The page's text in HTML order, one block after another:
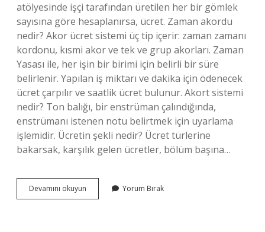
atölyesinde işçi tarafından üretilen her bir gömlek
sayısına göre hesaplanırsa, ücret. Zaman akordu
nedir? Akor ücret sistemi üç tip içerir: zaman zamanı
kordonu, kısmi akor ve tek ve grup akorları. Zaman
Yasası ile, her işin bir birimi için belirli bir süre
belirlenir. Yapılan iş miktarı ve dakika için ödenecek
ücret çarpılır ve saatlik ücret bulunur. Akort sistemi
nedir? Ton balığı, bir enstrüman çalındığında,
enstrümanı istenen notu belirtmek için uyarlama
işlemidir. Ücretin şekli nedir? Ücret türlerine
bakarsak, karşılık gelen ücretler, bölüm başına…
Devamını okuyun
Akordu
Yorum Bırak